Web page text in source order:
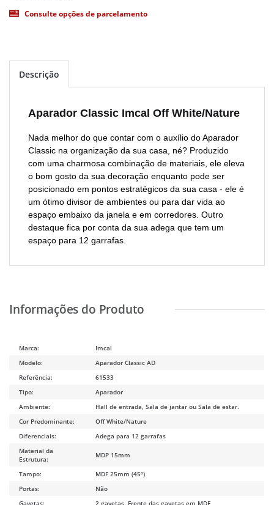
Consulte opções de parcelamento
Descrição
Aparador Classic Imcal Off White/Nature
Nada melhor do que contar com o auxílio do Aparador
Classic na organização da sua casa, né? Produzido
com uma charmosa combinação de materiais, ele eleva
o bom gosto da sua decoração enquanto pode ser
posicionado em pontos estratégicos da sua casa - ele é
um ótimo divisor de ambientes ou para dar vida ao
espaço embaixo da janela e em corredores. Outro
destaque fica por conta da sua adega que tem um
espaço para 12 garrafas.
Marca:
Imcal
Modelo:
Aparador Classic AD
Referência:
61533
Tipo:
Aparador
Ambiente:
Hall de entrada, Sala de jantar ou Sala de estar.
Cor Predominante:
Off White/Nature
Diferenciais:
Adega para 12 garrafas
Material da
Estrutura:
MDP 15mm
Tampo:
MDF 25mm (45º)
Portas:
Não
Gavetas:
2 gavetas. Frente das gavetas em MDF